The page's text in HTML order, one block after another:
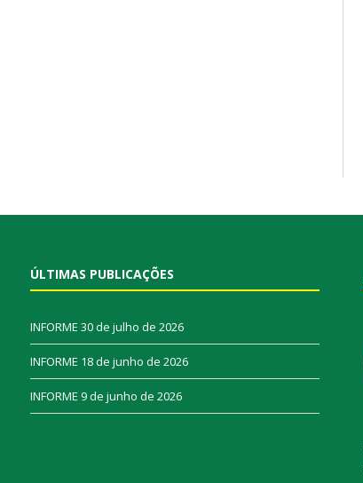
ÚLTIMAS PUBLICAÇÕES
INFORME 30 de julho de 2026
INFORME 18 de junho de 2026
INFORME 9 de junho de 2026